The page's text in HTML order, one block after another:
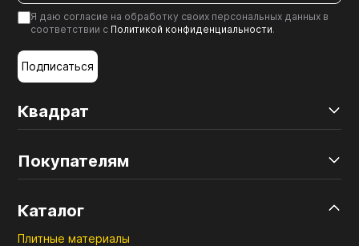
Квадрат
Покупателям
Каталог
Плитные материалы
Я даю согласие на обработку своих персональных данных в
соответствии с Политикой конфиденциальности.
Подписаться